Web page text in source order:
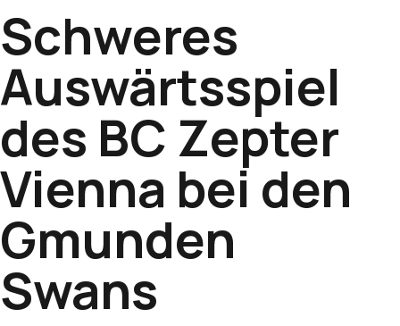
Schweres
Auswärtsspiel
des BC Zepter
Vienna bei den
Gmunden
Swans